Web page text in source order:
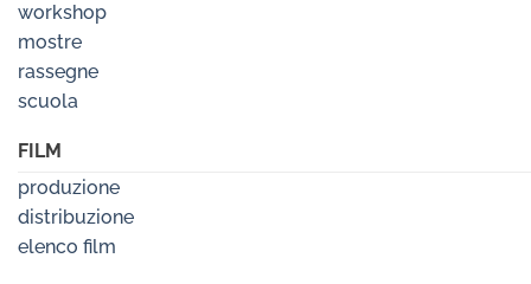
workshop
mostre
rassegne
scuola
FILM
produzione
distribuzione
elenco film